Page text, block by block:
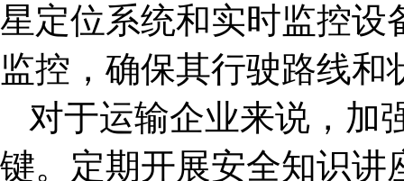
星定位系统和实时监控设
监控，确保其行驶路线和
对于运输企业来说，加
键。定期开展安全知识讲